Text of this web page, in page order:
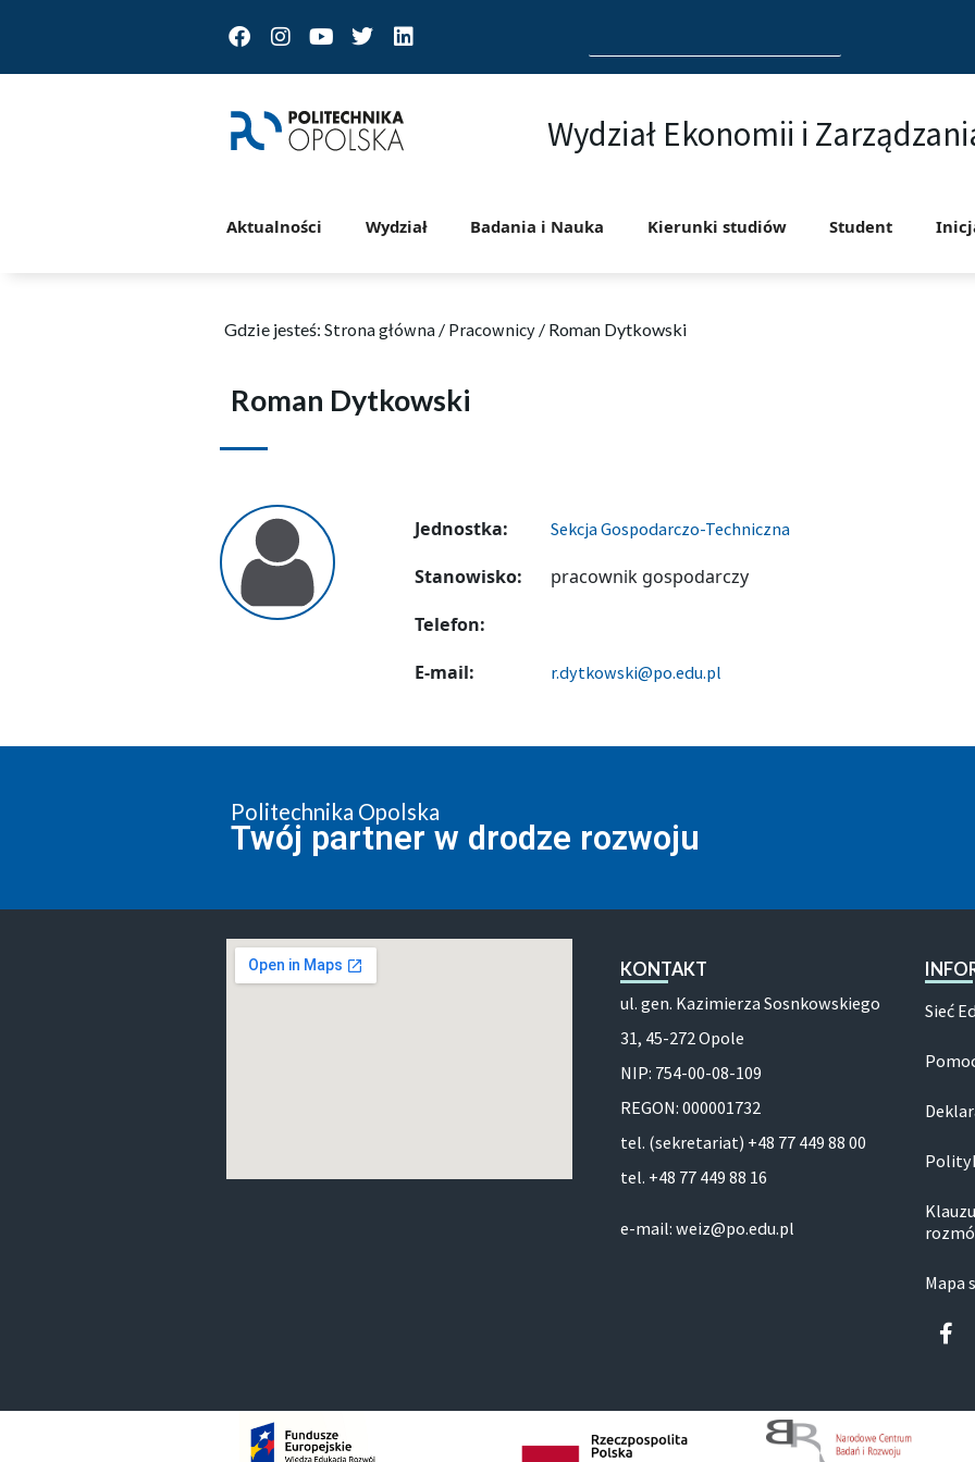
FacebookInstagram
Youtube
TwitterLinkedin
for:
Wydział Ekonomii i
Aktualności Wydział Badania i Nauka Kierunki studiów Student
Gdzie jesteś: Strona główna / Pracownicy/ Roman Dytkowski
Roman Dytkowski
Jednostka: Sekcja Gospodarczo-Techniczna
Stanowisko:
pracownik gospodarczy
Telefon:
E-mail:
r.dytkowski@po.edu.pl
Politechnika Opolska
Twój partner w drodze rozwoju
KONTAKT
ul. gen. Kazimierza Sosnkowskiego
31, 45-272 Opole
NIP: 754-00-08-109
REGON: 000001732
tel. (sekretariat) +48 77 449 88 00
tel. +48 77 449 88 16
e-mail: weiz@po.edu.pl
Sieć
Mapa